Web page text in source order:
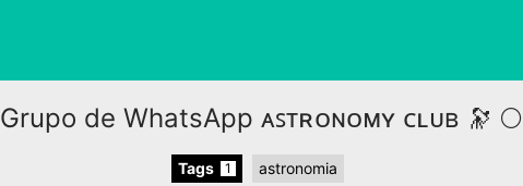
Grupo de WhatsApp ᴀꜱᴛʀᴏɴᴏᴍʏ ᴄʟᴜʙ 🔭 🌕
Tags 1 astronomia